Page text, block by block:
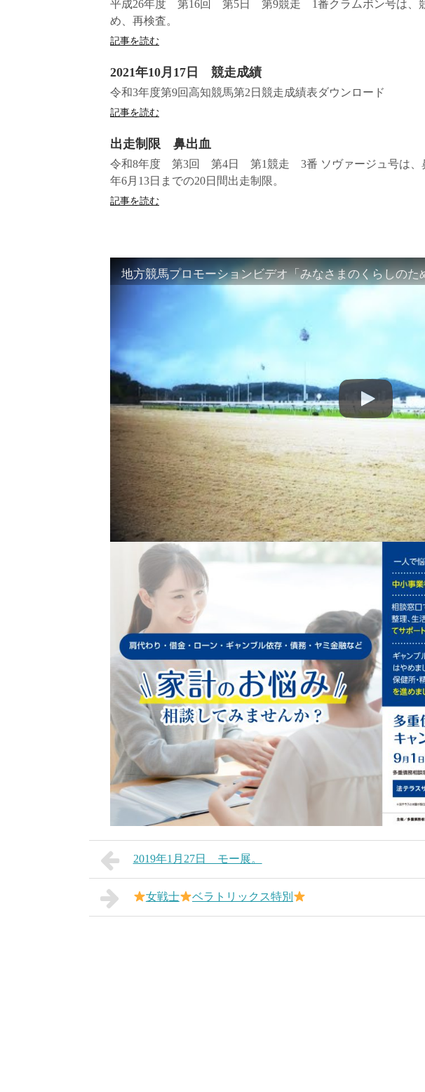
平成26年度 第16回 第5日 第9競走 1番クラムボン号は、
め、再検査。
記事を読む
2021年10月17日 競走成績
令和3年度第9回高知競馬第2日競走成績表ダウンロード
記事を読む
出走制限 鼻出血
令和8年度 第3回 第4日 第1競走 3番 ソヴァージュ号は、
年6月13日までの20日間出走制限。
記事を読む
地方競馬プロモーションビデオ「みなさまのくらしのた
2019年1月27日 モー展。
女戦士 ベラトリックス特別